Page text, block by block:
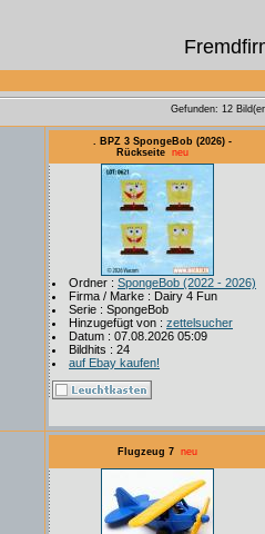
Gefunden: 12
. BPZ 3 SpongeBob (2026) -
Rückseite neu
Ordner : SpongeBob (2022 - 2026)
Firma / Marke : Dairy 4 Fun
Serie : SpongeBob
Hinzugefügt von : zettelsucher
Datum : 07.08.2026 05:09
Bildhits : 24
auf Ebay kaufen!
Flugzeug 7 neu